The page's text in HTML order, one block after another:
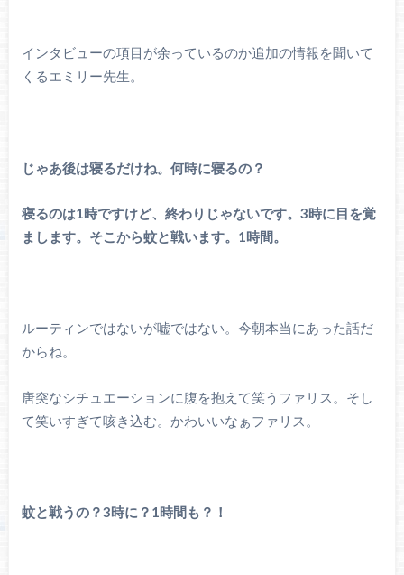
インタビューの項目が余っているのか追加の情報を聞いて
くるエミリー先生。
じゃあ後は寝るだけね。何時に寝るの？
寝るのは1時ですけど、終わりじゃないです。3時に目を覚
まします。そこから蚊と戦います。1時間。
ルーティンではないが嘘ではない。今朝本当にあった話だ
からね。
唐突なシチュエーションに腹を抱えて笑うファリス。そし
て笑いすぎて咳き込む。かわいいなぁファリス。
蚊と戦うの？3時に？1時間も？！